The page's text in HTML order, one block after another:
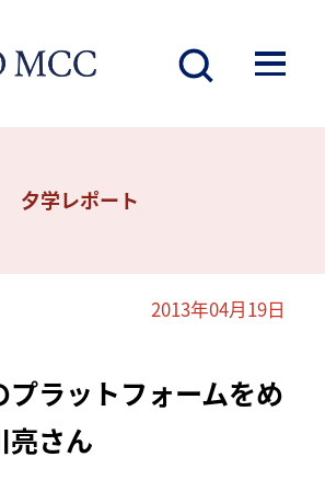
夕学レポート
2013年04月19日
プラットフォームをめ
さん